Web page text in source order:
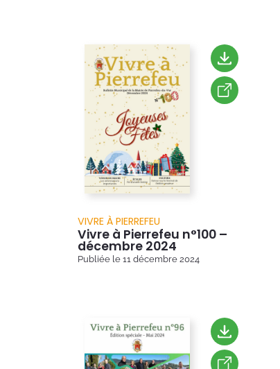
VIVRE À PIERREFEU
Vivre à Pierrefeu n°100 –
décembre 2024
Publiée le 11 décembre 2024